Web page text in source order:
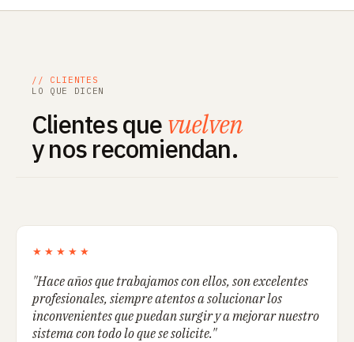
// CLIENTES
LO QUE DICEN
Clientes quevuelven
y nos recomiendan.
★★★★★
"Hace años que trabajamos con ellos, son excelentes
profesionales, siempre atentos a solucionar los
inconvenientes que puedan surgir y a mejorar nuestro
sistema con todo lo que se solicite."